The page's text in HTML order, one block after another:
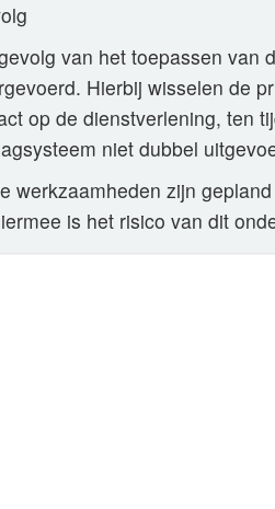
van het toepassen van
Hierbij wisselen de
op de dienstverlening, ten
niet dubbel
werkzaamheden zijn
is het risico van dit